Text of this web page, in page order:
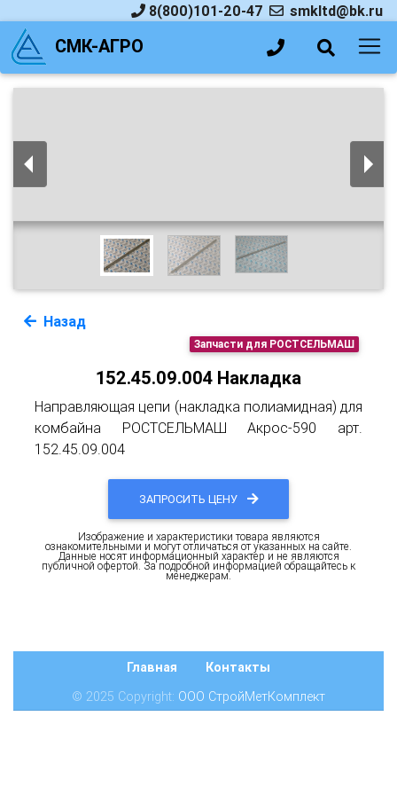
8(800)101-20-47 smkltd@bk.ru
СМК-АГРО
Назад
Запчасти для РОСТСЕЛЬМАШ
152.45.09.004 Накладка
Направляющая цепи (накладка полиамидная) для
комбайна РОСТСЕЛЬМАШ Акрос-590 арт.
152.45.09.004
ЗАПРОСИТЬ ЦЕНУ
Изображение и характеристики товара являются
ознакомительными и могут отличаться от указанных на сайте.
Данные носят информационный характер и не являются
публичной офертой. За подробной информацией обращайтесь к
менеджерам.
Главная
Контакты
© 2025 Copyright: ООО СтройМетКомплект